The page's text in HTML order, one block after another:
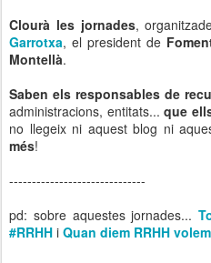
Clourà les jornades,
Garrotxa, el president de
Montellà.
Saben els responsables de
administracions, entitats...que
no llegeix ni aquest blog ni
més!
------------------------------
pd: sobre aquestes jornades...
#RRHH i Quan diem RRHH